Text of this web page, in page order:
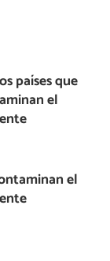
países que
el
el